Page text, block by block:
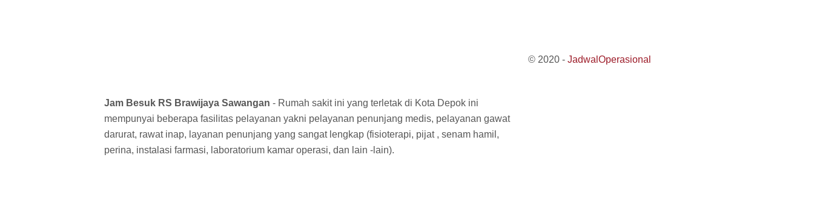
Jam Besuk RS Brawijaya Sawangan - Rumah sakit ini yang terletak di Kota Depok ini
mempunyai beberapa fasilitas pelayanan yakni pelayanan penunjang medis, pelayanan gawat
darurat, rawat inap, layanan penunjang yang sangat lengkap (fisioterapi, pijat , senam hamil,
perina, instalasi farmasi, laboratorium kamar operasi, dan lain -lain).
© 2020 - JadwalOperasional